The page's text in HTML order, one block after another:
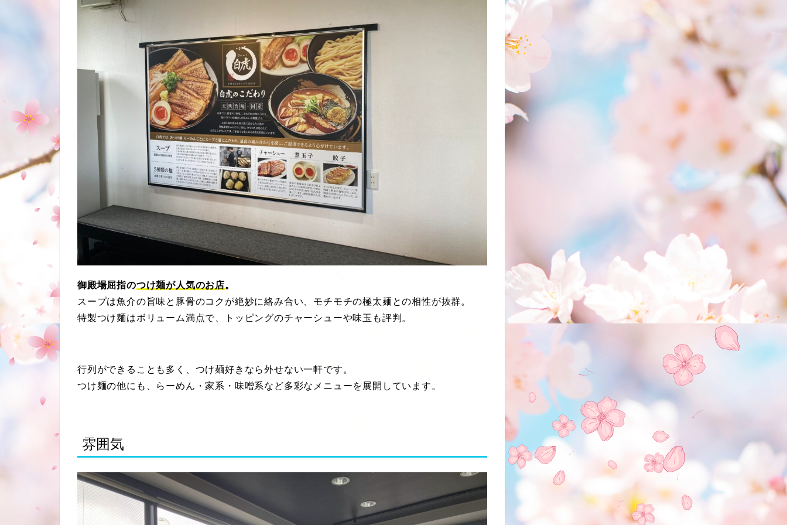
御殿場屈指のつけ麺が人気のお店。
スープは魚介の旨味と豚骨のコクが絶妙に絡み合い、モチモチの極太麺との相性が抜群。
特製つけ麺はボリューム満点で、トッピングのチャーシューや味玉も評判。
行列ができることも多く、つけ麺好きなら外せない一軒です。
つけ麺の他にも、らーめん・家系・味噌系など多彩なメニューを展開しています。
雰囲気